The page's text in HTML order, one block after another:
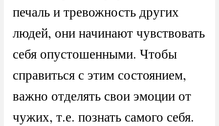
печаль и тревожность других
людей, они начинают чувствовать
себя опустошенными. Чтобы
справиться с этим состоянием,
важно отделять свои эмоции от
чужих, т.е. познать самого себя.